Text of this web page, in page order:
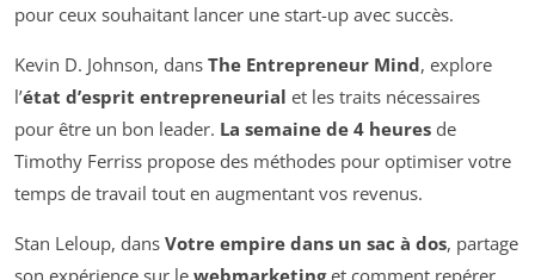
pour ceux souhaitant lancer une start-up avec succès.
Kevin D. Johnson, dans The Entrepreneur Mind, explore
l’état d’esprit entrepreneurial et les traits nécessaires
pour être un bon leader. La semaine de 4 heures de
Timothy Ferriss propose des méthodes pour optimiser votre
temps de travail tout en augmentant vos revenus.
Stan Leloup, dans Votre empire dans un sac à dos, partage
son expérience sur le webmarketinget comment repérer